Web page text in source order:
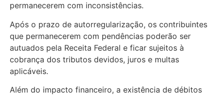
permanecerem com inconsistências.
Após o prazo de autorregularização, os contribuintes
que permanecerem com pendências poderão ser
autuados pela Receita Federal e ficar sujeitos à
cobrança dos tributos devidos, juros e multas
aplicáveis.
Além do impacto financeiro, a existência de débitos